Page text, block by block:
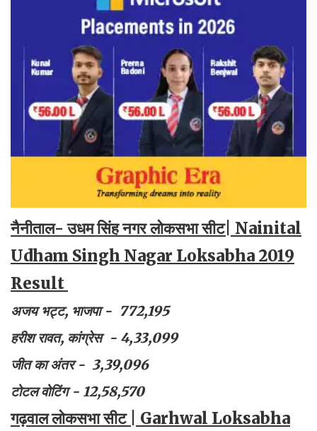
नैनीताल- उधम सिंह नगर लोकसभा सीट| Nainital
Udham Singh Nagar Loksabha 2019
Result
अजय भट्ट, भाजपा - 772,195
हरीश रावत, कांग्रेस - 4,33,099
जीत का अंतर - 3,39,096
टोटल वोटिंग - 12,58,570
गढ़वाल लोकसभा सीट | Garhwal Loksabha